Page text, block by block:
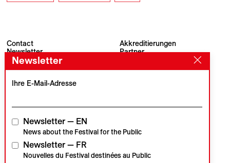
Contact
Newsletter
Archiv
Akkreditierungen
Partner
Visions du Réel
Place du Marché 2
CH–1260 Nyon
#VisionsduReel
Hauptpartner Medienpartner
Institutionelle Partner
Newsletter
Ihre E-Mail-Adresse
Newsletter — EN
News about the Festival for the Public
Newsletter — FR
Nouvelles du Festival destinées au Public